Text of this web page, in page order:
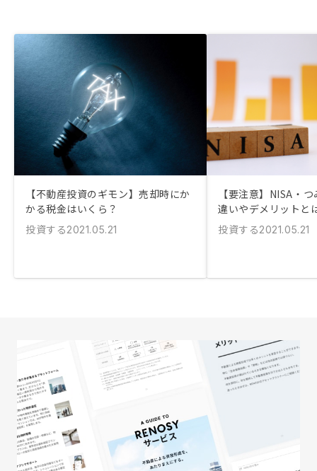
【不動産投資のギモン】売却時にか
かる税金はいくら？
投資する2021.05.21
【要注意】NISA・
違いやデメリットと
投資する2021.05.21